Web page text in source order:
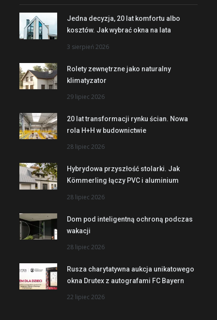
Jedna decyzja, 20 lat komfortu albo
kosztów. Jak wybrać okna na lata
3 sierpień 2026
Rolety zewnętrzne jako naturalny
klimatyzator
29 lipiec 2026
20 lat transformacji rynku ścian. Nowa
rola H+H w budownictwie
28 lipiec 2026
Hybrydowa przyszłość stolarki. Jak
Kömmerling łączy PVC i aluminium
28 lipiec 2026
Dom pod inteligentną ochroną podczas
wakacji
28 lipiec 2026
Rusza charytatywna aukcja unikatowego
okna Drutex z autografami FC Bayern
22 lipiec 2026